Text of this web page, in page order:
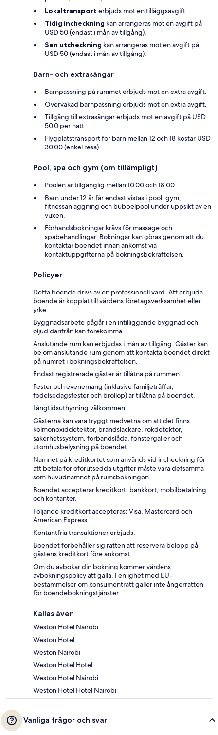
Lokaltransport erbjuds mot en tilläggsavgift.
Tidig incheckning kan arrangeras mot en avgift på
USD 50 (endast i mån av tillgång).
Sen utcheckning kan arrangeras mot en avgift på
USD 50 (endast i mån av tillgång).
Barn- och extrasängar
Barnpassning på rummet erbjuds mot en extra avgift.
Övervakad barnpassning erbjuds mot en extra avgift.
Tillgång till extrasängar erbjuds mot en avgift på USD
50.0 per natt.
Flygplatstransport för barn mellan 12 och 18 kostar USD
30.00 (enkel resa).
Pool, spa och gym (om tillämpligt)
Poolen är tillgänglig mellan 10.00 och 18.00.
Barn under 12 år får endast vistas i pool, gym,
fitnessanläggning och bubbelpool under uppsikt av en
vuxen.
Förhandsbokningar krävs för massage och
spabehandlingar. Bokningar kan göras genom att du
kontaktar boendet innan ankomst via
kontaktuppgifterna på bokningsbekräftelsen.
Policyer
Detta boende drivs av en professionell värd. Att erbjuda
boende är kopplat till värdens företagsverksamhet eller
yrke.
Byggnadsarbete pågår i en intilliggande byggnad och
oljud därifrån kan förekomma.
Anslutande rum kan erbjudas i mån av tillgång. Gäster kan
be om anslutande rum genom att kontakta boendet direkt
på numret i bokningsbekräftelsen.
Endast registrerade gäster är tillåtna på rummen.
Fester och evenemang (inklusive familjeträffar,
födelsedagsfester och bröllop) är tillåtna på boendet.
Långtidsuthyrning välkommen.
Gästerna kan vara tryggt medvetna om att det finns
kolmonoxiddetektor, brandsläckare, rökdetektor,
säkerhetssystem, förbandslåda, fönstergaller och
utomhusbelysning på boendet.
Namnet på kreditkortet som används vid incheckning för
att betala för oförutsedda utgifter måste vara detsamma
som huvudnamnet på rumsbokningen.
Boendet accepterar kreditkort, bankkort, mobilbetalning
och kontanter.
Följande kreditkort accepteras: Visa, Mastercard och
American Express.
Kontantfria transaktioner erbjuds.
Boendet förbehåller sig rätten att reservera belopp på
gästens kreditkort före ankomst.
Om du avbokar din bokning kommer värdens
avbokningspolicy att gälla. I enlighet med EU-
bestämmelser om konsumenträtt gäller inte ångerrätten
för boendebokningstjänster.
Kallas även
Weston Hotel Nairobi
Weston Hotel
Weston Nairobi
Weston Hotel Hotel
Weston Hotel Nairobi
Weston Hotel Hotel Nairobi
Vanliga frågor och svar